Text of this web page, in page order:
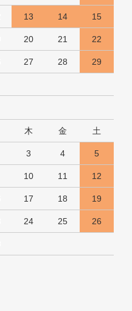
13 14 15
20 21 22
27 28 29
木 金 土
3 4 5
10 11 12
17 18 19
24 25 26